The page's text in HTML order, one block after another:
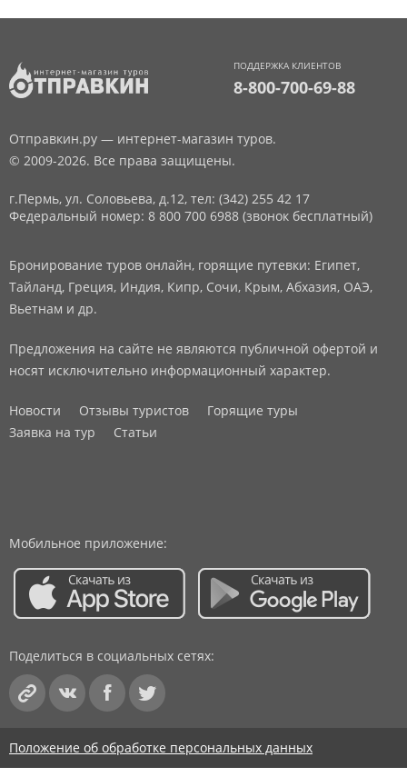
ПОДДЕРЖКА КЛИЕНТОВ
8-800-700-69-88
Отправкин.ру — интернет-магазин туров.
© 2009-2026. Все права защищены.
г.Пермь, ул. Соловьева, д.12, тел: (342) 255 42 17
Федеральный номер: 8 800 700 6988 (звонок бесплатный)
Бронирование туров онлайн, горящие путевки: Египет,
Тайланд, Греция, Индия, Кипр, Сочи, Крым, Абхазия, ОАЭ,
Вьетнам и др.
Предложения на сайте не являются публичной офертой и
носят исключительно информационный характер.
Новости Отзывы туристов
Горящие туры
Заявка на тур
Статьи
Мобильное приложение:
Поделиться в социальных сетях:
Положение об обработке персональных данных